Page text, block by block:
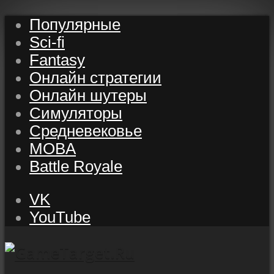
Популярные
Sci-fi
Fantasy
Онлайн стратегии
Онлайн шутеры
Симуляторы
Средневековье
MOBA
Battle Royale
VK
YouTube